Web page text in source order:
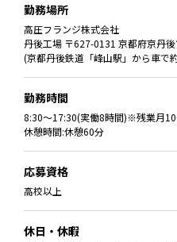
勤務場所
高圧フランジ株式会社
丹後工場 〒627-0131 京都府京丹
(京都丹後鉄道「峰山駅」から車で
勤務時間
8:30〜17:30(実働8時間)※残業月
休憩時間:休憩60分
応募資格
高校以上
休日・休暇